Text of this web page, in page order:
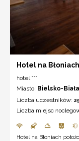
Hotel na Błoniach
hotel ***
Miasto: Bielsko-Biała
Liczba uczestników:
Liczba miejsc
Hotel na Błoniach